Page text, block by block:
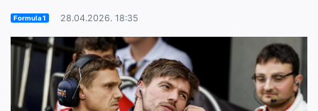
Formula 1 28.04.2026. 18:35